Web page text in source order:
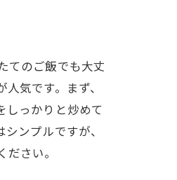
てのご飯でも大丈
気です。まず、
しっかりと炒めて
ンプルですが、
さい。